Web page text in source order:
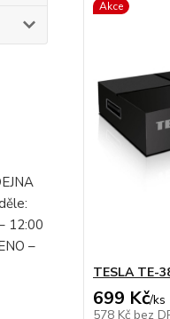
12:00
–
Akce
TESLA TE-
699 Kč/ks
578 Kč bez